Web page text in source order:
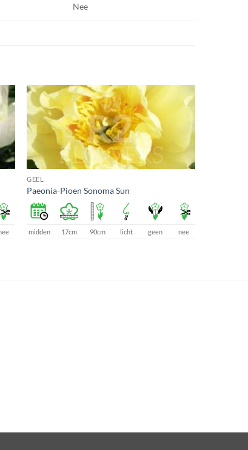
Nee
GEEL
Paeonia-Pioen Sonoma Sun
midden 17cm 90cm licht geen nee